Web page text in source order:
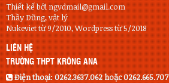
Thiết kế bởi ngvdmail@gmail.com
Thầy Dũng, vật lý
Nukeviet từ 9/2010, Wordpress từ 5/2018
LIÊN HỆ
TRƯỜNG THPT KRÔNG ANA
Điện thoại:0262.3637.062 hoặc 0262.665.707